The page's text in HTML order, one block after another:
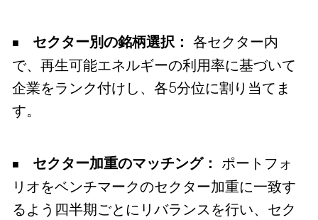
セクター別の銘柄選択： 各セクター内
で、再生可能エネルギーの利用率に基づいて
企業をランク付けし、各5分位に割り当てま
す。
セクター加重のマッチング： ポートフォ
リオをベンチマークのセクター加重に一致す
るよう四半期ごとにリバランスを行い、セク